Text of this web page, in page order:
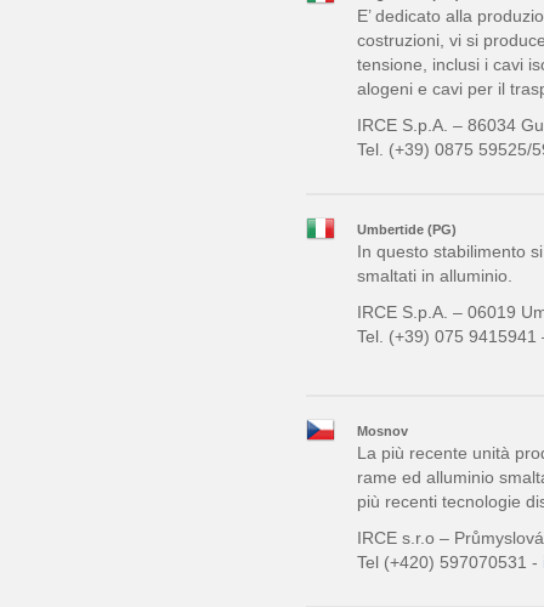
E’ dedicato alla
costruzioni, vi si
tensione, inclusi i cavi
alogeni e cavi per il
IRCE S.p.A. – 86034
Tel. (+39) 0875 59525/
Umbertide (PG)
In questo stabilimento
smaltati in alluminio.
IRCE S.p.A. – 06019
Tel. (+39) 075
Mosnov
La più recente unità
rame ed alluminio
più recenti tecnologie
IRCE s.r.o –
Tel (+420) 597070531 -